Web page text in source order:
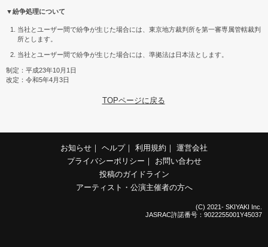
▼紛争処理について
当社とユーザー間で紛争が生じた場合には、東京地方裁判所を第一審専属管轄裁判
所とします。
当社とユーザー間で紛争が生じた場合には、準拠法は日本法とします。
制定：平成23年10月1日
改定：令和5年4月3日
TOPページに戻る
お知らせ ヘルプ 利用規約
運営会社
プライバシーポリシー
お問い合わせ
投稿のガイドライン
アーティスト・公演主催者の方へ
(C) 2021- SKIYAKI Inc.
JASRAC許諾番号：9022255001Y45037